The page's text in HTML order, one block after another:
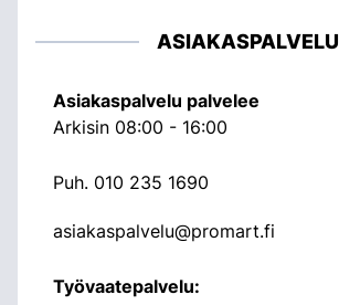
ASIAKASPALVELU
Asiakaspalvelu palvelee
Arkisin 08:00 - 16:00
Puh. 010 235 1690
asiakaspalvelu@promart.fi
Työvaatepalvelu: